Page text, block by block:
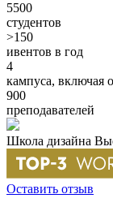
5500
студентов
>150
ивентов в год
4
кампуса, включая
900
преподавателей
Школа дизайна
Оставить отзыв